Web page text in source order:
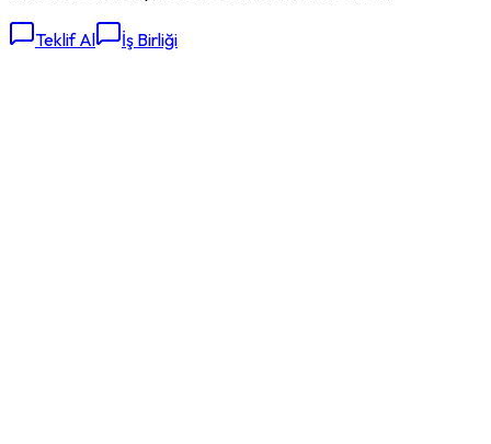
Teklif Al İş Birliği